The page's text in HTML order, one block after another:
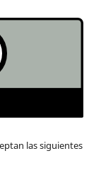
las siguientes